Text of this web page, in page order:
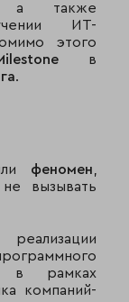
также
ИТ-
этого
в
.
феномен
вызывать
в рамках
компаний-